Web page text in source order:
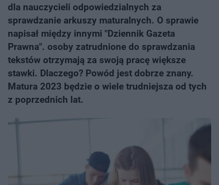
dla nauczycieli odpowiedzialnych za
sprawdzanie arkuszy maturalnych. O sprawie
napisał między innymi "Dziennik Gazeta
Prawna". osoby zatrudnione do sprawdzania
tekstów otrzymają za swoją pracę większe
stawki. Dlaczego? Powód jest dobrze znany.
Matura 2023 będzie o wiele trudniejsza od tych
z poprzednich lat.